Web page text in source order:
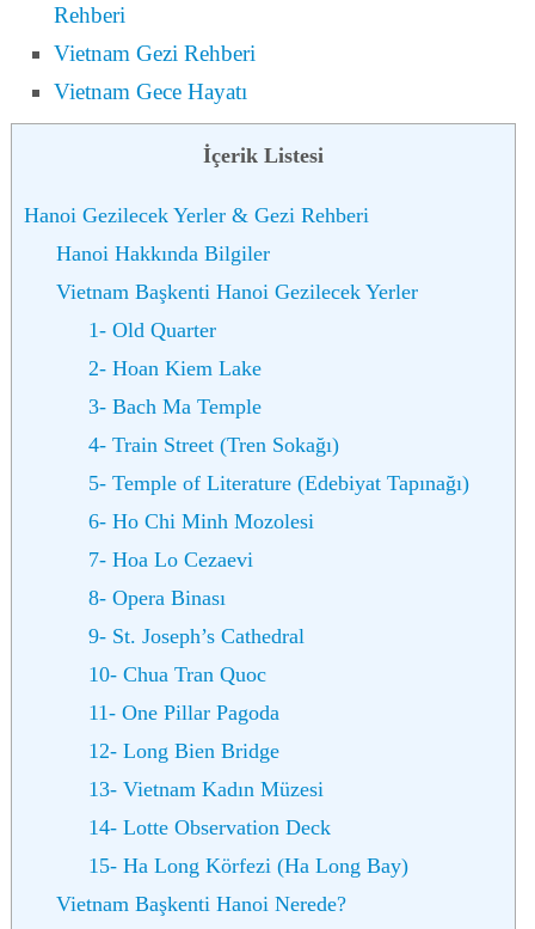
Rehberi
Vietnam Gezi Rehberi
Vietnam Gece Hayatı
İçerik Listesi
Hanoi Gezilecek Yerler & Gezi Rehberi
Hanoi Hakkında Bilgiler
Vietnam Başkenti Hanoi Gezilecek Yerler
1- Old Quarter
2- Hoan Kiem Lake
3- Bach Ma Temple
4- Train Street (Tren Sokağı)
5- Temple of Literature (Edebiyat Tapınağı)
6- Ho Chi Minh Mozolesi
7- Hoa Lo Cezaevi
8- Opera Binası
9- St. Joseph’s Cathedral
10- Chua Tran Quoc
11- One Pillar Pagoda
12- Long Bien Bridge
13- Vietnam Kadın Müzesi
14- Lotte Observation Deck
15- Ha Long Körfezi (Ha Long Bay)
Vietnam Başkenti Hanoi Nerede?